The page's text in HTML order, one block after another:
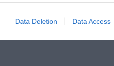
Data Deletion Data Access